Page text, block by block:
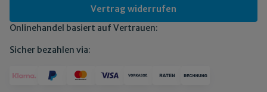
Vertrag widerrufen
Onlinehandel basiert auf Vertrauen:
Sicher bezahlen via: